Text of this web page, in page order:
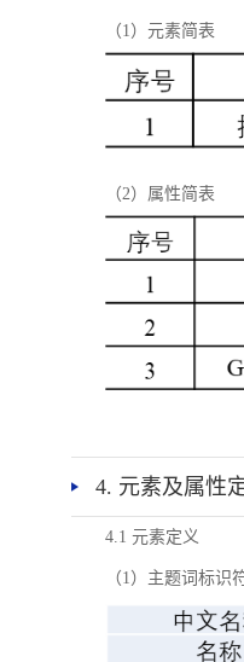
（1）元素简表
（2）属性简表
4. 元素及属性
4.1 元素定义
（1）主题词标识